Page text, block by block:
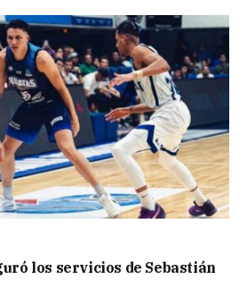
los servicios de Sebastián